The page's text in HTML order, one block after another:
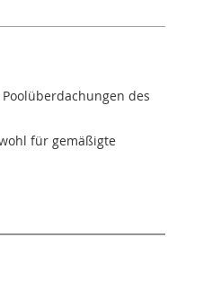
des
für gemäßigte